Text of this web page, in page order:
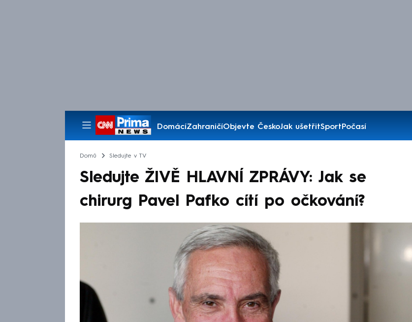
DomácíZahraničíObjevte ČeskoJak ušetřitSportPočasí
Pořady
Domů Sledujte v TV
Sledujte ŽIVĚ HLAVNÍ ZPRÁVY: Jak se
chirurg Pavel Pafko cítí po očkování?